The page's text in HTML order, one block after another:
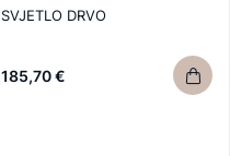
SVJETLO DRVO
185,70 €